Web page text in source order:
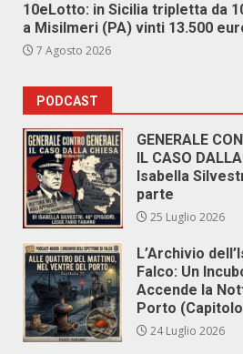
10eLotto: in Sicilia tripletta da
a Misilmeri (PA) vinti 13.500
7 Agosto 2026
PODCAST
GENERALE
IL CASO
Isabella
parte
25 Luglio 2026
L’Archivio
Falco: Un
Accende la
Porto
24 Luglio 2026